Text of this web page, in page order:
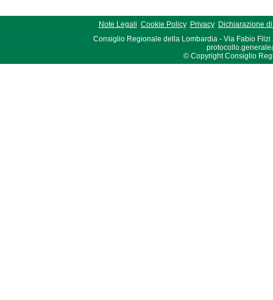
Note Legali Cookie Policy Privacy
Dichiarazione
Consiglio Regionale della Lombardia - Via Fabio Filzi
© Copyright Consiglio